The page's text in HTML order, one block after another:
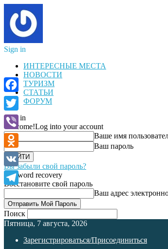
Sign in
ИНТЕРЕСНЫЕ МЕСТА
НОВОСТИ
ТУРИЗМ
СТАТЬИ
ФОРУМ
Sign in
Welcome!Log into your account
Ваше имя
Ваш пароль
Вы забыли свой пароль?
Password recovery
Восстановите свой пароль
Ваш адрес
Поиск
Пятница, 7 августа, 2026
Зарегистрироваться/Присоединиться
Facebook
Twitter
Viber
Odnoklassniki
VK